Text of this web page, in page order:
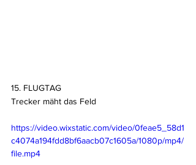
15. FLUGTAG
Trecker mäht das Feld
https://video.wixstatic.com/video/0feae5_58d1
c4074a194fdd8bf6aacb07c1605a/1080p/mp4/
file.mp4